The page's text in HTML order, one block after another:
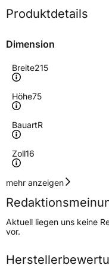
Produktdetails
Dimension
Breite215
Höhe75
BauartR
Zoll16
Geschwindigkeitsindex
Höchstgeschwindigkeit
Lastindex116/114
Höchstlast1250/1180 kg
mehr anzeigen
Aktuell liegen uns keine
vor.